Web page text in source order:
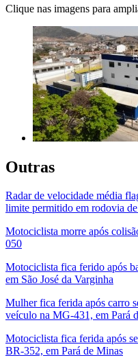
Clique nas imagens para
Outras
Radar de velocidade média
limite permitido em rodovia
Motociclista morre após
050
Motociclista fica ferido após
em São José da Varginha
Mulher fica ferida após carro
veículo na MG-431, em Pará
Motociclista fica ferida após
BR-352, em Pará de Minas